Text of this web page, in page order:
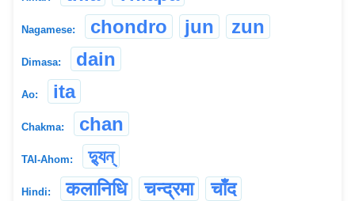
Nagamese: chondro jun zun
Dimasa: dain
Ao: ita
Chakma: chan
TAI-Ahom: দ্যুন্
Hindi: कलानिधि चन्द्रमा चाँद